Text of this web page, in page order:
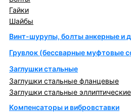
Гайки
Шайбы
Винт-шурупы, болты анкерные и
Грувлок (бессварные муфтовые
Заглушки стальные
Заглушки стальные фланцевые
Заглушки стальные эллиптические
Компенсаторы и вибровставки